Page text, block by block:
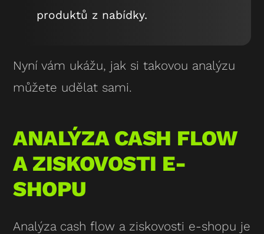
produktů z nabídky.
Nyní vám ukážu, jak si takovou analýzu
můžete udělat sami.
ANALÝZA CASH FLOW
A ZISKOVOSTI E-
SHOPU
Analýza cash flow a ziskovosti e-shopu je